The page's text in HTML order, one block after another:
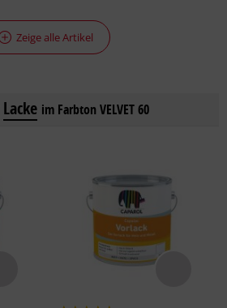
Zeige alle Artikel
Lacke im Farbton VELVET 60